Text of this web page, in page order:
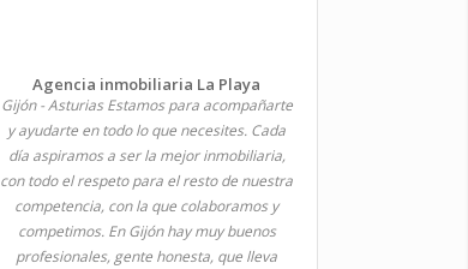
Agencia inmobiliaria La Playa
Gijón - Asturias Estamos para acompañarte
y ayudarte en todo lo que necesites. Cada
día aspiramos a ser la mejor inmobiliaria,
con todo el respeto para el resto de nuestra
competencia, con la que colaboramos y
competimos. En Gijón hay muy buenos
profesionales, gente honesta, que lleva